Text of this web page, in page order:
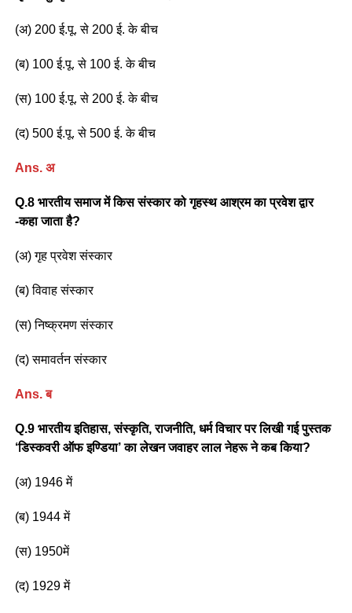
(अ) 200 ई.पू. से 200 ई. के बीच
(ब) 100 ई.पू. से 100 ई. के बीच
(स) 100 ई.पू. से 200 ई. के बीच
(द) 500 ई.पू. से 500 ई. के बीच
Ans. अ
Q.8 भारतीय समाज में किस संस्कार को गृहस्थ आश्रम का प्रवेश द्वार
-कहा जाता है?
(अ) गृह प्रवेश संस्कार
(ब) विवाह संस्कार
(स) निष्क्रमण संस्कार
(द) समावर्तन संस्कार
Ans. ब
Q.9 भारतीय इतिहास, संस्कृति, राजनीति, धर्म विचार पर लिखी गई पुस्तक
‘डिस्कवरी ऑफ इण्डिया’ का लेखन जवाहर लाल नेहरू ने कब किया?
(अ) 1946 में
(ब) 1944 में
(स) 1950में
(द) 1929 में